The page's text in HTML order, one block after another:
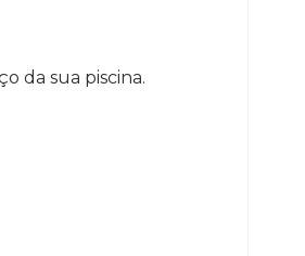
da sua piscina.